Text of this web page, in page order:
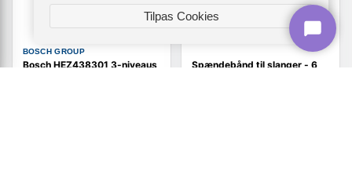
BOSCH GROUP
Bosch HEZ438301 3-niveaus
Spændebånd til slanger - 6
Tilpas Cookies